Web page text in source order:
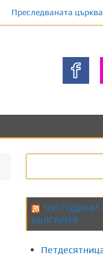
Преследваната църква
100 ГОДИНИ
БЪЛГАРИЯ